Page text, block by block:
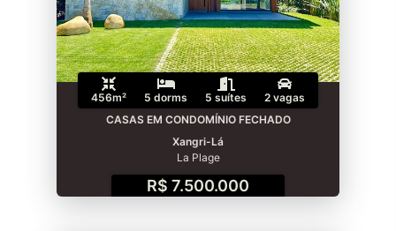
456m² 5 dorms 5 suítes
2 vagas
CASAS EM CONDOMÍNIO FECHADO
Xangri-Lá
La Plage
R$ 7.500.000